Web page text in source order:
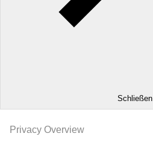
Schließen
Privacy Overview